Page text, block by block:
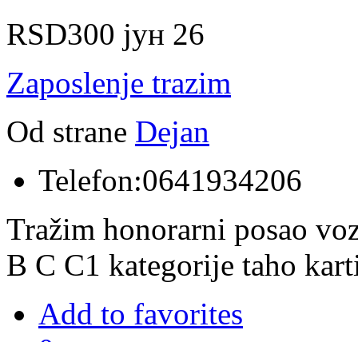
RSD300 јун 26
Zaposlenje trazim
Od strane Dejan
Telefon:0641934206
Tražim honorarni posao
B C C1 kategorije taho
Add to favorites